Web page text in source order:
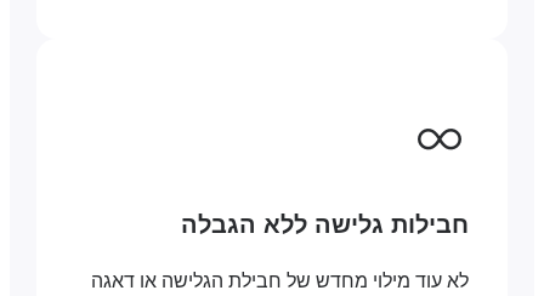
חבילות גלישה ללא הגבלה
לא עוד מילוי מחדש של חבילת הגלישה או דאגה